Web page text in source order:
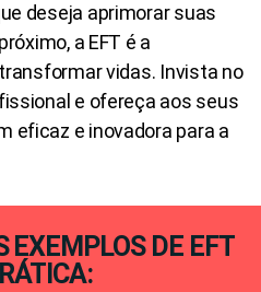
deseja aprimorar suas
a EFT é a
vidas. Invista no
e ofereça aos seus
eficaz e inovadora para a
EXEMPLOS DE EFT